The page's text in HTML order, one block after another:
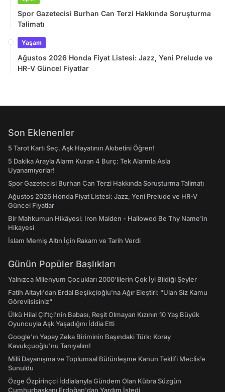
Spor Gazetecisi Burhan Can Terzi Hakkında Soruşturma
Talimatı
Yaşam
Ağustos 2026 Honda Fiyat Listesi: Jazz, Yeni Prelude ve
HR-V Güncel Fiyatlar
Son Eklenenler
5 Tarot Kartı Seç, Aşk Hayatının Akıbetini Öğren!
5 Dakika Arayla Alarm Kuran 4 Burç: Tek Alarmla Asla
Uyanamıyorlar!
Spor Gazetecisi Burhan Can Terzi Hakkında Soruşturma Talimatı
Ağustos 2026 Honda Fiyat Listesi: Jazz, Yeni Prelude ve HR-V
Güncel Fiyatlar
Bir Mahkumun Hikâyesi: Iron Maiden - Hallowed Be Thy Name'in
Hikayesi
İslam Memiş Altın İçin Rakam ve Tarih Verdi
Günün Popüler Başlıkları
Yalnızca Milenyum Çocukları 2000'lilerin Çok İyi Bildiği Şeyler
Fatih Altaylı'dan Erdal Beşikçioğlu'na Ağır Eleştiri: "Ulan Siz Kamu
Görevlisisiniz"
Ülkü Hilal Çiftçi'nin Babası, Reşit Olmayan Kızının 10 Yaş Büyük
Oyuncuyla Aşk Yaşadığını İddia Etti
Google'ın Yapay Zeka Biriminin Başındaki Türk: Koray
Kavukçuoğlu'nu Tanıyalım!
Milli Dayanışma ve Toplumsal Bütünleşme Kanun Teklifi Meclis’e
Sunuldu
Özge Özpirinçci İddialarıyla Gündem Olan Kübra Süzgün
Cumhurbaşkanı Erdoğan'dan Yardım İstedi